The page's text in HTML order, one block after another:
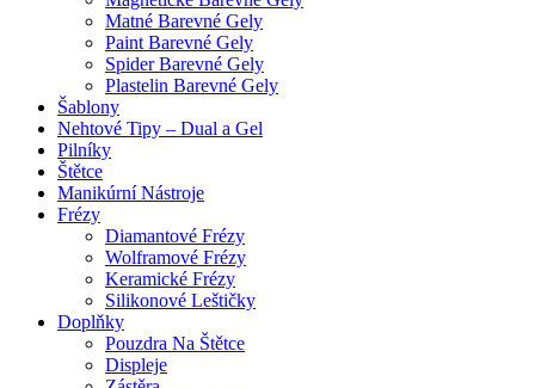
Matné Barevné Gely
Paint Barevné Gely
Spider Barevné Gely
Plastelin Barevné Gely
Šablony
Nehtové Tipy – Dual a Gel
Pilníky
Štětce
Manikúrní Nástroje
Frézy
Diamantové Frézy
Wolframové Frézy
Keramické Frézy
Silikonové Leštičky
Doplňky
Pouzdra Na Štětce
Displeje